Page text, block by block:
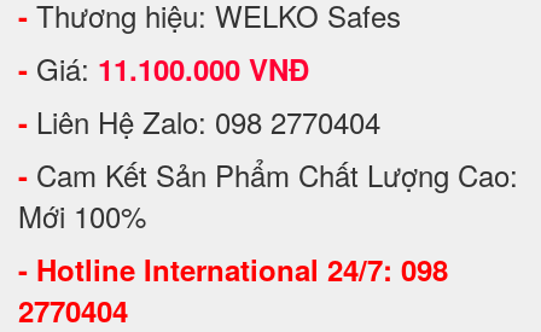
- Thương hiệu: WELKO Safes
- Giá: 11.100.000 VNĐ
- Liên Hệ Zalo: 098 2770404
- Cam Kết Sản Phẩm Chất Lượng Cao:
Mới 100%
- Hotline International 24/7: 098
2770404